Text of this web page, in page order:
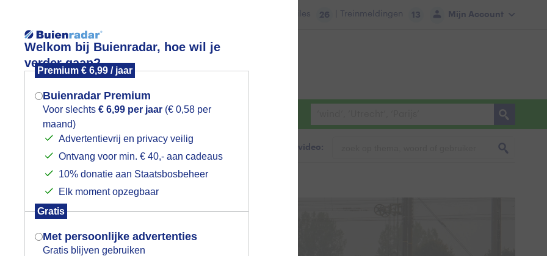
Welkom bij Buienradar, hoe wil je
verder gaan?
Premium € 6,99 / jaar
Buienradar Premium
Voor slechts € 6,99 per jaar (€ 0,58 per
maand)
Advertentievrij en privacy veilig
Ontvang voor min. € 40,- aan cadeaus
10% donatie aan Staatsbosbeheer
Elk moment opzegbaar
Gratis
Met persoonlijke advertenties
Gratis blijven gebruiken
Mijn Account
Files 26 | Treinmeldingen 13
Foto en video Weerzine
Zoeken in foto & video:
Mogen we je locatie gebruiken voor
het weer?
Indien je hier nog geen akkoord op hebt
gegeven, verschijnt er zo een pop-up uit
je browser waarin deze toestemming
gevraagd wordt.